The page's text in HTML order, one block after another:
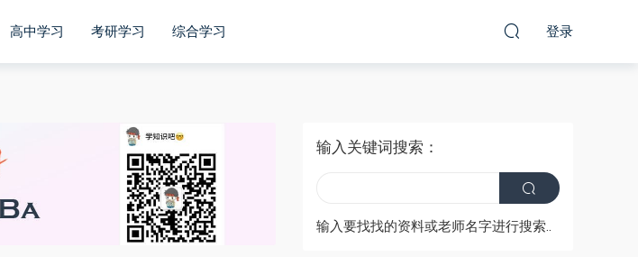
高中学习 考研学习 综合学习 登录
输入关键词搜索：
输入要找找的资料或老师名字进行搜索..